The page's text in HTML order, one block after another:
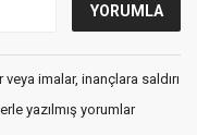
imalar, inançlara saldırı
yazılmış yorumlar